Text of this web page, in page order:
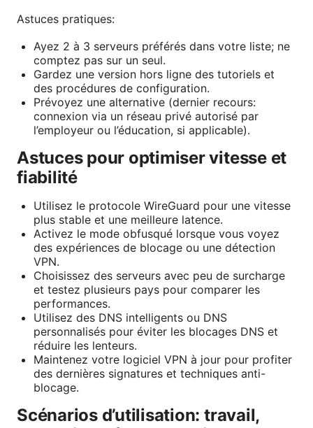
Astuces pratiques:
Ayez 2 à 3 serveurs préférés dans votre liste; ne
comptez pas sur un seul.
Gardez une version hors ligne des tutoriels et
des procédures de configuration.
Prévoyez une alternative (dernier recours:
connexion via un réseau privé autorisé par
l’employeur ou l’éducation, si applicable).
Astuces pour optimiser vitesse et
fiabilité
Utilisez le protocole WireGuard pour une vitesse
plus stable et une meilleure latence.
Activez le mode obfusqué lorsque vous voyez
des expériences de blocage ou une détection
VPN.
Choisissez des serveurs avec peu de surcharge
et testez plusieurs pays pour comparer les
performances.
Utilisez des DNS intelligents ou DNS
personnalisés pour éviter les blocages DNS et
réduire les lenteurs.
Maintenez votre logiciel VPN à jour pour profiter
des dernières signatures et techniques anti-
blocage.
Scénarios d’utilisation: travail,